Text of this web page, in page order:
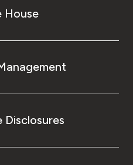
House
Disclosures